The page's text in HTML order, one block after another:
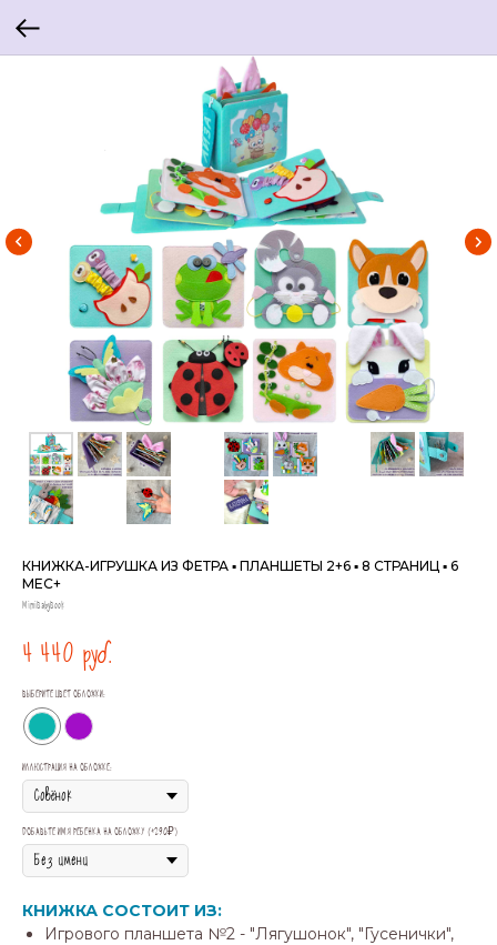
КНИЖКА-ИГРУШКА ИЗ ФЕТРА ▪ ПЛАНШЕТЫ 2+6 ▪ 8 СТРАНИЦ ▪ 6
МЕС+
MimiBabyBook
4 440 руб.
ВЫБЕРИТЕ ЦВЕТ ОБЛОЖКИ:
ИЛЛЮСТРАЦИЯ НА ОБЛОЖКЕ:
ДОБАВЬТЕ ИМЯ РЕБЕНКА НА ОБЛОЖКУ (+290₽)
КНИЖКА СОСТОИТ ИЗ:
Игрового планшета №2 - "Лягушонок", "Гусенички",